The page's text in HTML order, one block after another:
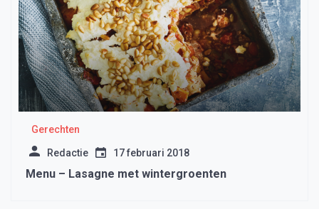
Gerechten
Redactie 17 februari 2018
Menu – Lasagne met wintergroenten